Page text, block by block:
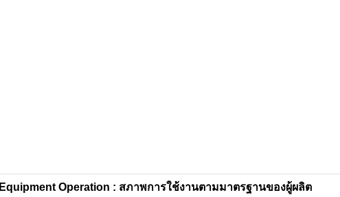
Equipment Operation : สภาพการใช้งานตามมาตรฐานของผู้ผลิต